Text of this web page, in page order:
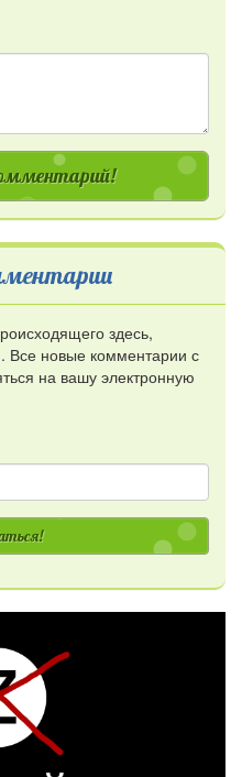
здесь,
Все новые комментарии с
на вашу электронную